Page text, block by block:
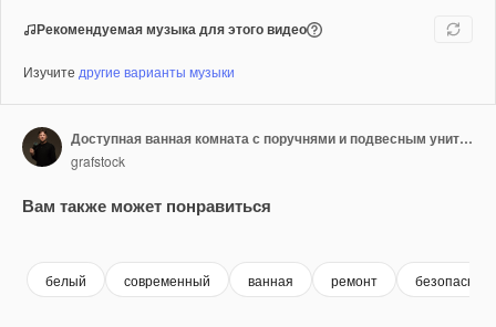
Рекомендуемая музыка для этого видео
Изучите другие варианты музыки
Доступная ванная комната с поручнями и подвесным унитазом
grafstock
Вам также может понравиться
белый современный ванная ремонт